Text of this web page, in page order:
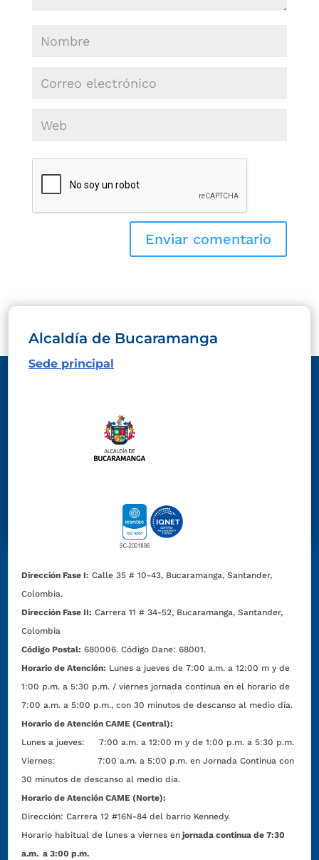
Alcaldía de Bucaramanga
Sede principal
Dirección Fase I: Calle 35 # 10-43, Bucaramanga, Santander,
Colombia.
Dirección Fase II: Carrera 11 # 34-52, Bucaramanga, Santander,
Colombia
Código Postal: 680006. Código Dane: 68001.
Horario de Atención: Lunes a jueves de 7:00 a.m. a 12:00 m y de
1:00 p.m. a 5:30 p.m. / viernes jornada continua en el horario de
7:00 a.m. a 5:00 p.m., con 30 minutos de descanso al medio día.
Horario de Atención CAME (Central):
Lunes a jueves: 7:00 a.m. a 12:00 m y de 1:00 p.m. a 5:30 p.m.
Viernes: 7:00 a.m. a 5:00 p.m. en Jornada Continua con
30 minutos de descanso al medio día.
Horario de Atención CAME (Norte):
Dirección:Carrera 12 #16N-84 del barrio Kennedy.
Horario habitual de lunes a viernes en jornada continua de 7:30
a.m. a 3:00 p.m.